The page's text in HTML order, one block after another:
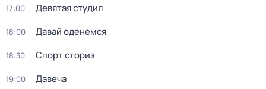
17:00 Девятая студия
18:00 Давай оденемся
18:30 Спорт сториз
19:00 Давеча